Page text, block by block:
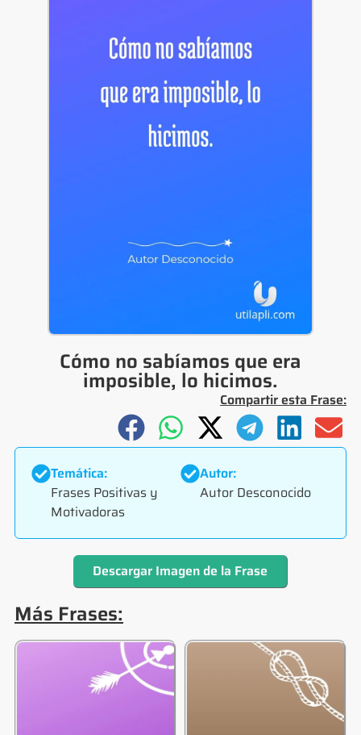
Cómo no sabíamos que era
imposible, lo hicimos.
Compartir esta Frase:
Temática:
Frases Positivas y
Motivadoras
Autor:
Autor Desconocido
Descargar Imagen de la Frase
Más Frases: